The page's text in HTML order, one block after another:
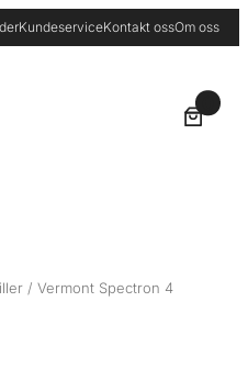
KundeserviceKontakt ossOm oss
/ Vermont Spectron 4